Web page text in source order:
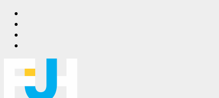
Saltar
contenido